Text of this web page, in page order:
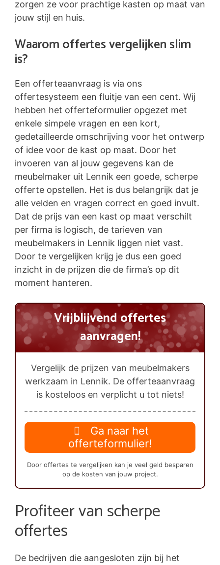
zorgen ze voor prachtige kasten op maat van
jouw stijl en huis.
Waarom offertes vergelijken slim
is?
Een offerteaanvraag is via ons
offertesysteem een fluitje van een cent. Wij
hebben het offerteformulier opgezet met
enkele simpele vragen en een kort,
gedetailleerde omschrijving voor het ontwerp
of idee voor de kast op maat. Door het
invoeren van al jouw gegevens kan de
meubelmaker uit Lennik een goede, scherpe
offerte opstellen. Het is dus belangrijk dat je
alle velden en vragen correct en goed invult.
Dat de prijs van een kast op maat verschilt
per firma is logisch, de tarieven van
meubelmakers in Lennik liggen niet vast.
Door te vergelijken krijg je dus een goed
inzicht in de prijzen die de firma’s op dit
moment hanteren.
Vrijblijvend offertes
aanvragen!
Vergelijk de prijzen van meubelmakers
werkzaam in Lennik. De offerteaanvraag
is kosteloos en verplicht u tot niets!
Ga naar het
offerteformulier!
Door offertes te vergelijken kan je veel geld besparen
op de kosten van jouw project.
Profiteer van scherpe
offertes
De bedrijven die aangesloten zijn bij het